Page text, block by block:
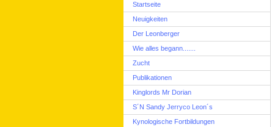
Startseite
Neuigkeiten
Der Leonberger
Wie alles begann.......
Zucht
Publikationen
Kinglords Mr Dorian
S´N Sandy Jerryco Leon´s
Kynologische Fortbildungen